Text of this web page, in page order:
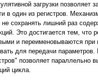
загрузки позволяет
в один из регистров.
не сохранять лишний раз
Это достигается тем, что
и переименовываются
для передачи параметров.
позволяет параллельно
цикла.